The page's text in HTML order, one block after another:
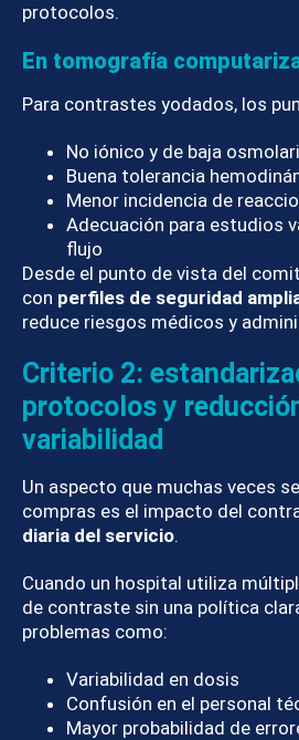
protocolos.
En tomografía
Para contrastes yodados, los
No iónico y de baja
Buena tolerancia
Menor incidencia de
Adecuación para estudios
flujo
Desde el punto de vista del
con perfiles de seguridad
reduce riesgos médicos y
Criterio 2:
protocolos y
variabilidad
Un aspecto que muchas veces
compras es el impacto del
diaria del servicio.
Cuando un hospital utiliza
de contraste sin una política
problemas como:
Variabilidad en dosis
Confusión en el personal
Mayor probabilidad de